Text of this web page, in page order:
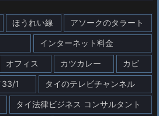
ほうれい線 アソークのタラート
インターネット料金
オフィス カツカレー カビ
33/1 タイのテレビチャンネル
タイ法律ビジネス コンサルタント